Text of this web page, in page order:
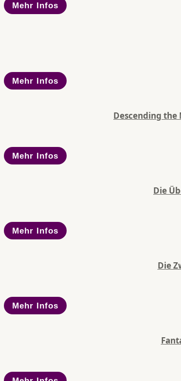
Mehr Infos
Mehr Infos
Descending the
Mehr Infos
Die
Mehr Infos
Die
Mehr Infos